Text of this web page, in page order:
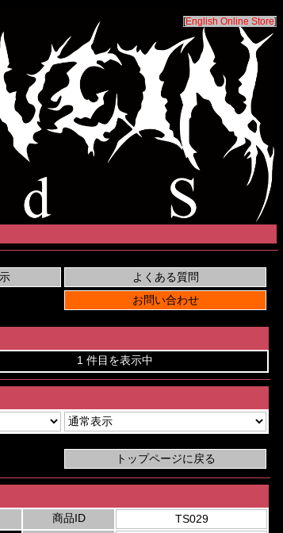
[English Online Store]
1 件目を表示中
商品ID
TS029